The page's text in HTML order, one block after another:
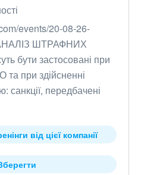
events/20-08-26-
ШТРАФНИХ
бути застосовані при
при здійсненні
санкції, передбачені
від цієї компанії